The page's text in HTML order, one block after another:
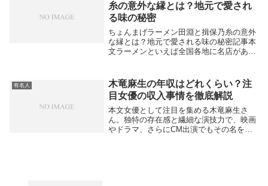
糸の意外な縁とは？地元で愛され
る味の秘密
ちょんまげラーメン田淵と揖保乃糸の意外
な縁とは？地元で愛される味の秘密記事本
文ラーメンといえば全国各地に名店があり
ニークな店名もさることながら、その背後
には兵庫の名...
有名人
木竜麻生の年収はどれくらい？注
目女優の収入事情を徹底解説
本文女優として注目を集める木竜麻生さ
ん。独特の存在感と繊細な演技力で、映画
やドラマ、さらにCM出演でもその名を広